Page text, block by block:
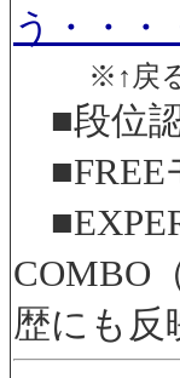
う・・・
※↑戻
■段位
■FREE
COMBO
歴にも反